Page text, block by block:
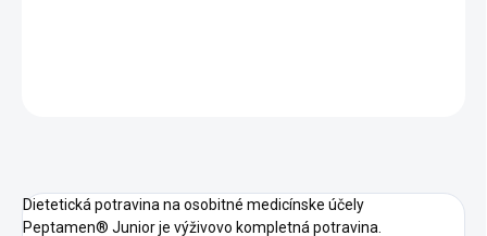
Dietetická potravina na osobitné medicínske účely
Peptamen® Junior je výživovo kompletná potravina.